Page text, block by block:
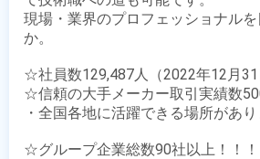
現場・業界のプロフェッショナル
か。
☆社員数129,487人（2022年12月31
☆信頼の大手メーカー取引実績数
・全国各地に活躍できる場所があり
☆グループ企業総数90社以上！！！